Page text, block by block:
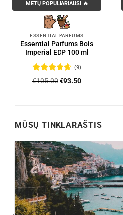
METŲ POPULIARIAUSI 🔥
ESSENTIAL PARFUMS
Essential Parfums Bois
Imperial EDP 100 ml
Įvertinimas:
(9)
€105.00Original
€93.50Current
MŪSŲ TINKLARAŠTIS